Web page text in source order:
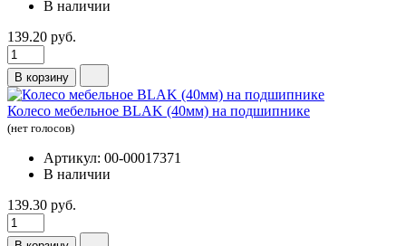
В наличии
139.20 руб.
В корзину
Колесо мебельное BLAK (40мм) на подшипнике
(нет голосов)
Артикул: 00-00017371
В наличии
139.30 руб.